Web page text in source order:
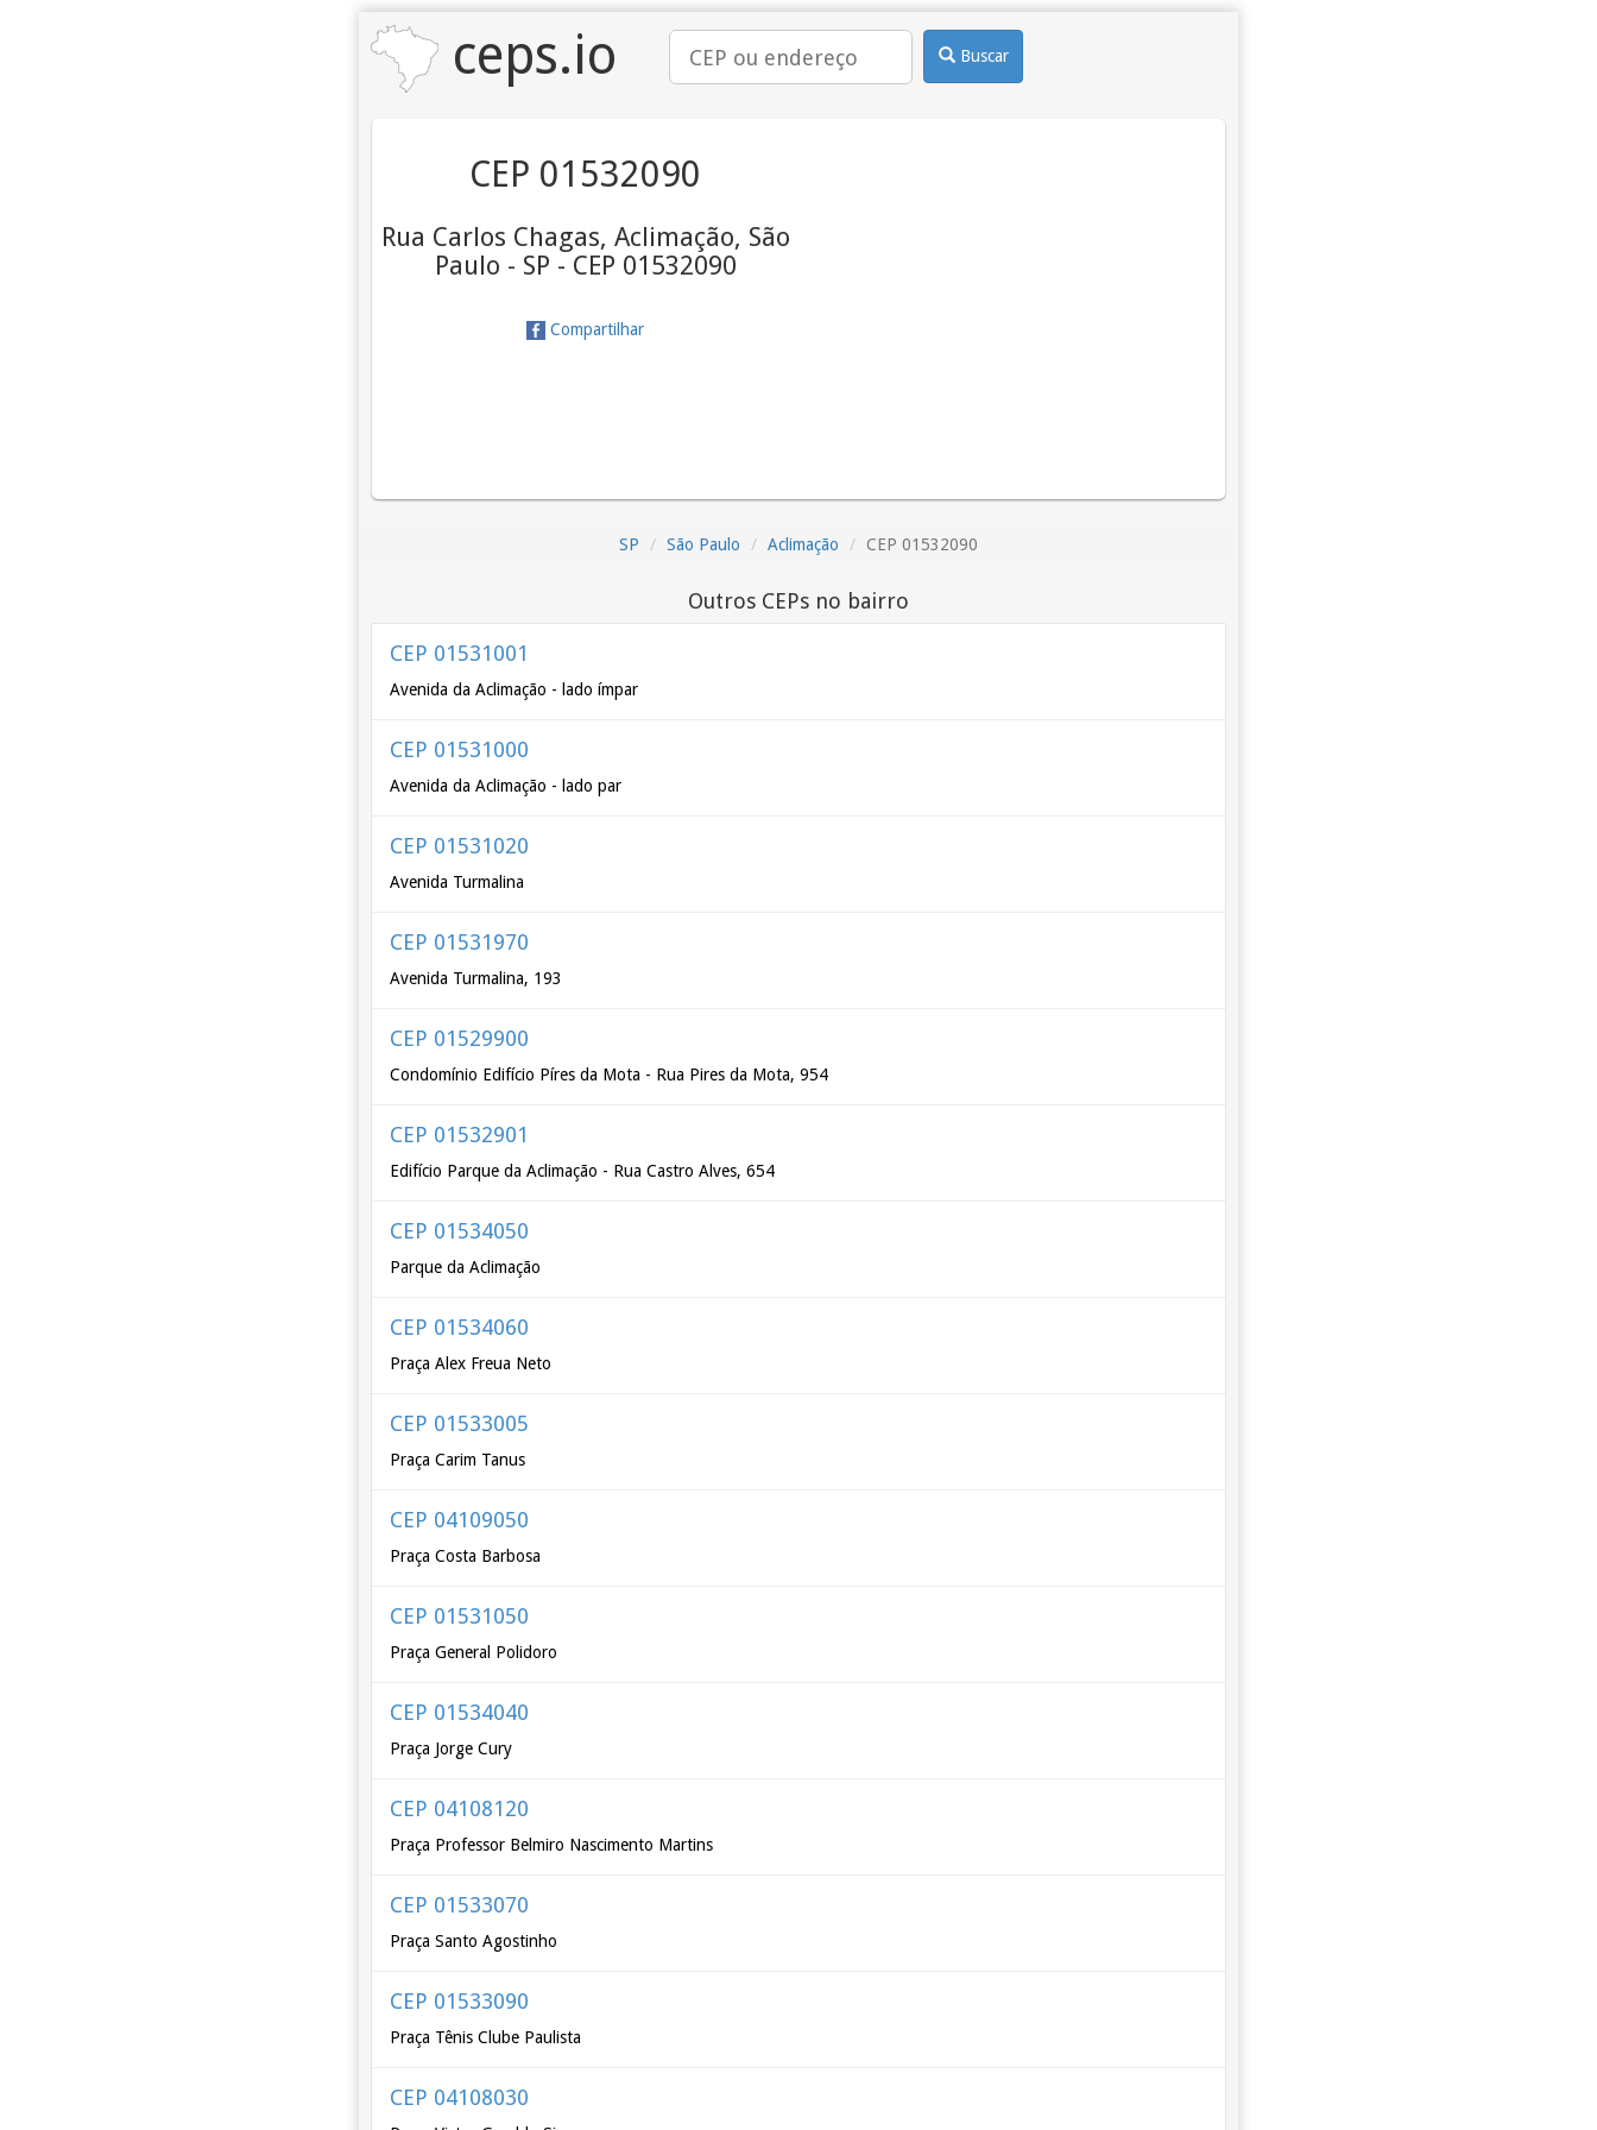
ceps.io Buscar
CEP 01532090
Rua Carlos Chagas, Aclimação, São
Paulo - SP - CEP 01532090
Compartilhar
SP São Paulo Aclimação CEP 01532090
Outros CEPs no bairro
CEP 01531001
Avenida da Aclimação - lado ímpar
CEP 01531000
Avenida da Aclimação - lado par
CEP 01531020
Avenida Turmalina
CEP 01531970
Avenida Turmalina, 193
CEP 01529900
Condomínio Edifício Píres da Mota - Rua Pires da Mota, 954
CEP 01532901
Edifício Parque da Aclimação - Rua Castro Alves, 654
CEP 01534050
Parque da Aclimação
CEP 01534060
Praça Alex Freua Neto
CEP 01533005
Praça Carim Tanus
CEP 04109050
Praça Costa Barbosa
CEP 01531050
Praça General Polidoro
CEP 01534040
Praça Jorge Cury
CEP 04108120
Praça Professor Belmiro Nascimento Martins
CEP 01533070
Praça Santo Agostinho
CEP 01533090
Praça Tênis Clube Paulista
CEP 04108030